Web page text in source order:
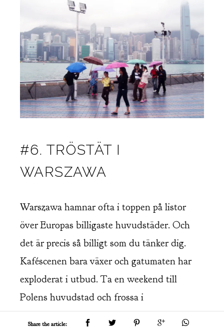
Share the article:
#6. TRÖSTÄT I
WARSZAWA
Warszawa hamnar ofta i toppen på listor
över Europas billigaste huvudstäder. Och
det är precis så billigt som du tänker dig.
Kaféscenen bara växer och gatumaten har
exploderat i utbud. Ta en weekend till
Polens huvudstad och frossa i
skaldjursplatåer, bakverk och champagne.